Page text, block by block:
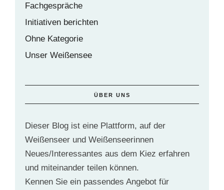
Fachgespräche
Initiativen berichten
Ohne Kategorie
Unser Weißensee
ÜBER UNS
Dieser Blog ist eine Plattform, auf der
Weißenseer und Weißenseerinnen
Neues/Interessantes aus dem Kiez erfahren
und miteinander teilen können.
Kennen Sie ein passendes Angebot für